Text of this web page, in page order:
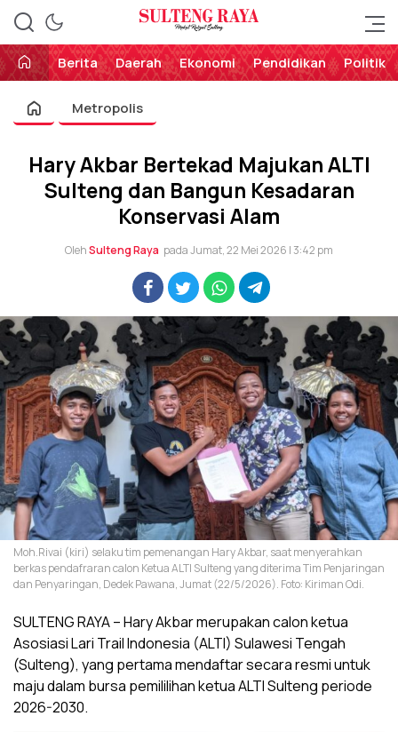
Sulteng Raya
Perekat Rakyat Sulteng
Berita
Daerah Ekonomi Pendidikan Politik
Metropolis
Hary Akbar Bertekad Majukan ALTI
Sulteng dan Bangun Kesadaran
Konservasi Alam
OlehSulteng Raya pada Jumat, 22 Mei 2026 | 3:42 pm
Moh.Rivai (kiri) selaku tim pemenangan Hary Akbar, saat menyerahkan
berkas pendafraran calon Ketua ALTI Sulteng yang diterima Tim Penjaringan
dan Penyaringan, Dedek Pawana, Jumat (22/5/2026). Foto: Kiriman Odi.
SULTENG RAYA – Hary Akbar merupakan calon ketua
Asosiasi Lari Trail Indonesia (ALTI) Sulawesi Tengah
(Sulteng), yang pertama mendaftar secara resmi untuk
maju dalam bursa pemililihan ketua ALTI Sulteng periode
2026-2030.